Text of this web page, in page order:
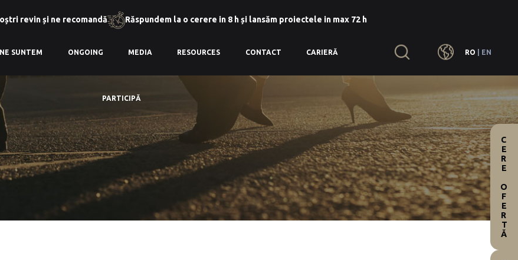
revin și ne recomandă Răspundem la o cerere in 8 h și lansăm proiectele in max 72 h
RO EN
SUNTEM ONGOING MEDIA RESOURCES CONTACT CARIERĂ
PARTICIPĂ
CERE OFERTĂ